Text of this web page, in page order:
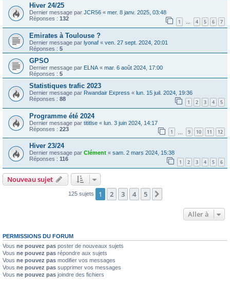
Hiver 24/25
Dernier message par JCR56 « mer. 8 janv. 2025, 03:48
Réponses : 132 1 … 4 5 6 7
Emirates à Toulouse ?
Dernier message par lyonaf « ven. 27 sept. 2024, 20:01
Réponses : 5
GPSO
Dernier message par ELNA « mar. 6 août 2024, 17:00
Réponses : 5
Statistiques trafic 2023
Dernier message par Rwandair Express « lun. 15 juil. 2024, 19:36
Réponses : 88 1 2 3 4 5
Programme été 2024
Dernier message par tititlse « lun. 3 juin 2024, 14:17
Réponses : 223 1 9 10 11 12
Hiver 23/24
Dernier message par Clément « sam. 2 mars 2024, 15:38
Réponses : 116 1 2 3 4 5 6
Nouveau sujet
125 sujets 1 2 3 4 5
Aller à
PERMISSIONS DU FORUM
Vous ne pouvez pas poster de nouveaux sujets
Vous ne pouvez pas répondre aux sujets
Vous ne pouvez pas modifier vos messages
Vous ne pouvez pas supprimer vos messages
Vous ne pouvez pas joindre des fichiers